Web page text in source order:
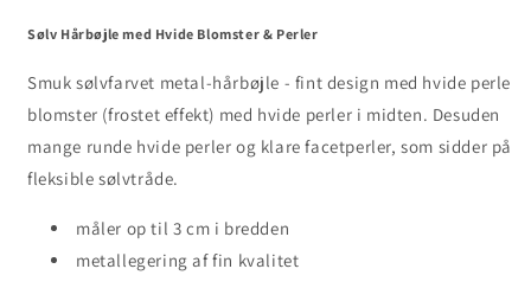
&amp;
&amp;
Sølv Hårbøjle med Hvide Blomster & Perler
Smuk sølvfarvet metal-hårbøjle - fint design med hvide perle
blomster (frostet effekt) med hvide perler i midten. Desuden
mange runde hvide perler og klare facetperler, som sidder på
fleksible sølvtråde.
måler op til 3 cm i bredden
metallegering af fin kvalitet